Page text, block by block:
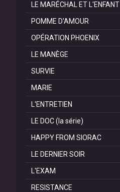
LE MARÉCHAL ET L'ENFANT
POMME D'AMOUR
OPÉRATION PHOENIX
LE MANÈGE
SURVIE
MARIE
L'ENTRETIEN
LE DOC (la série)
HAPPY FROM SIORAC
LE DERNIER SOIR
L'EXAM
RESISTANCE